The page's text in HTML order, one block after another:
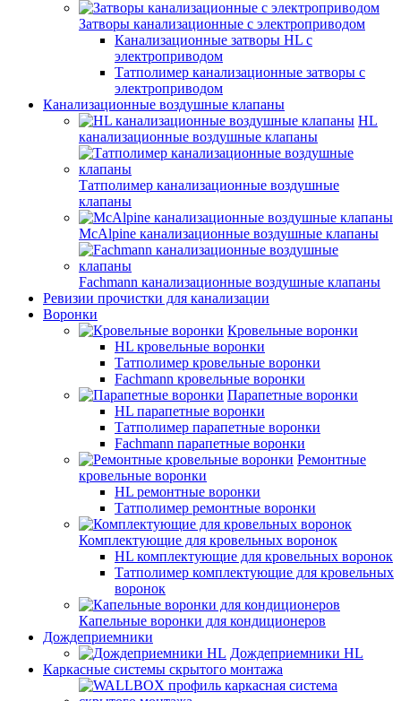
Затворы канализационные с электроприводом
Канализационные затворы HL с
электроприводом
Татполимер канализационные затворы с
электроприводом
Канализационные воздушные клапаны
HL
канализационные воздушные клапаны
Татполимер канализационные воздушные
клапаны
McAlpine канализационные воздушные клапаны
Fachmann канализационные воздушные клапаны
Ревизии прочистки для канализации
Воронки
Кровельные воронки
HL кровельные воронки
Татполимер кровельные воронки
Fachmann кровельные воронки
Парапетные воронки
HL парапетные воронки
Татполимер парапетные воронки
Fachmann парапетные воронки
Ремонтные
кровельные воронки
HL ремонтные воронки
Татполимер ремонтные воронки
Комплектующие для кровельных воронок
HL комплектующие для кровельных воронок
Татполимер комплектующие для кровельных
воронок
Капельные воронки для кондиционеров
Дождеприемники
Дождеприемники HL
Каркасные системы скрытого монтажа